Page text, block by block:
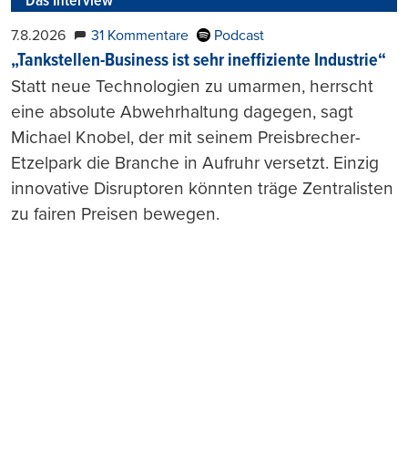
7.8.2026 31 Kommentare Podcast
„Tankstellen-Business ist sehr ineffiziente Industrie“
Statt neue Technologien zu umarmen, herrscht
eine absolute Abwehrhaltung dagegen, sagt
Michael Knobel, der mit seinem Preisbrecher-
Etzelpark die Branche in Aufruhr versetzt. Einzig
innovative Disruptoren könnten träge Zentralisten
zu fairen Preisen bewegen.